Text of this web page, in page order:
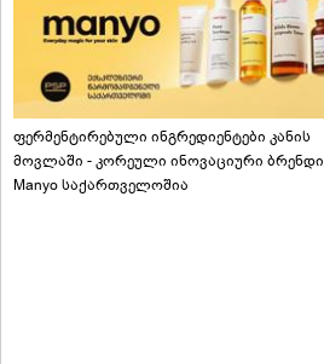
ფერმენტირებული ინგრედიენტები კანის
მოვლაში - კორეული ინოვაციური ბრენდი
Manyo საქართველოშია